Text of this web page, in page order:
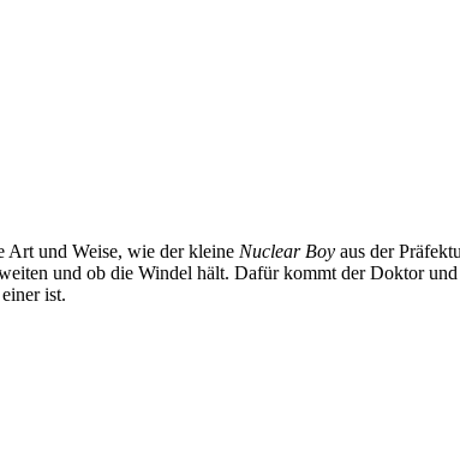
Art und Weise, wie der kleine Nuclear Boy aus der
und ob die Windel hält. Dafür kommt der Doktor
ist.